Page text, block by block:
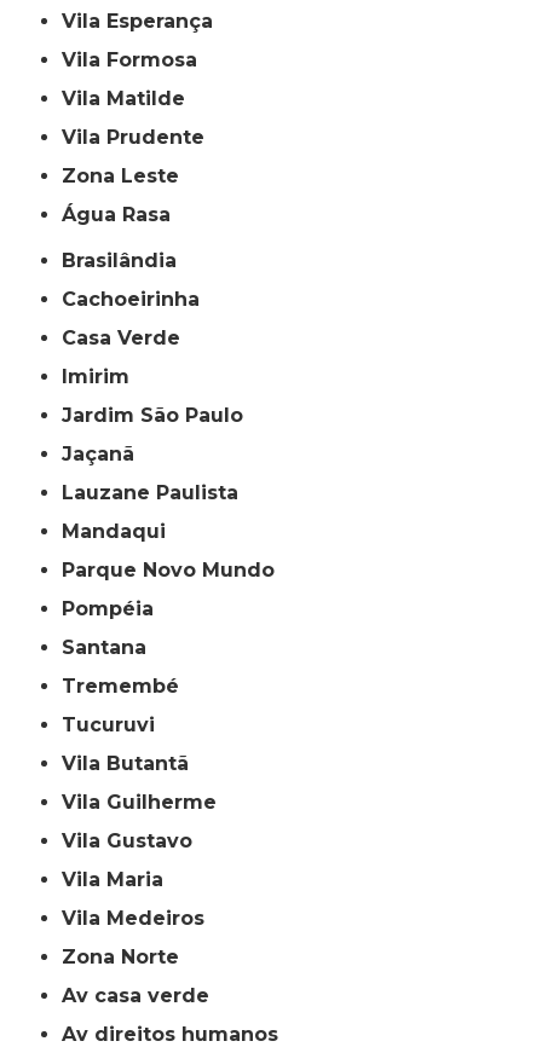
Vila Esperança
Vila Formosa
Vila Matilde
Vila Prudente
Zona Leste
Água Rasa
Brasilândia
Cachoeirinha
Casa Verde
Imirim
Jardim São Paulo
Jaçanã
Lauzane Paulista
Mandaqui
Parque Novo Mundo
Pompéia
Santana
Tremembé
Tucuruvi
Vila Butantã
Vila Guilherme
Vila Gustavo
Vila Maria
Vila Medeiros
Zona Norte
av casa verde
av direitos humanos